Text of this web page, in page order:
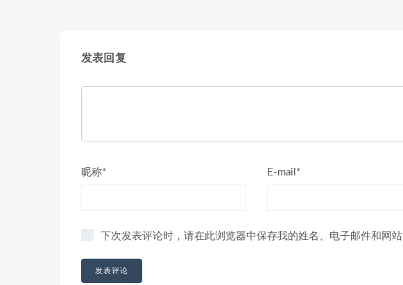
发表回复
昵称* E-mail*
下次发表评论时，请在此浏览器中保存我的姓名、电子邮件和网站